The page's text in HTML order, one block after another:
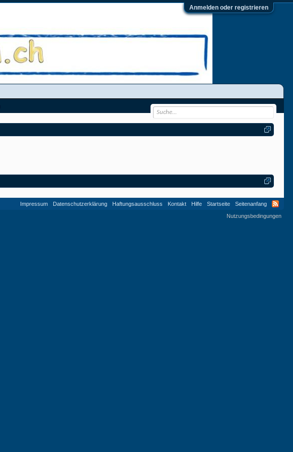
Anmelden oder registrieren
Impressum Datenschutzerklärung Haftungsausschluss Kontakt Hilfe Startseite
Seitenanfang
Nutzungsbedingungen